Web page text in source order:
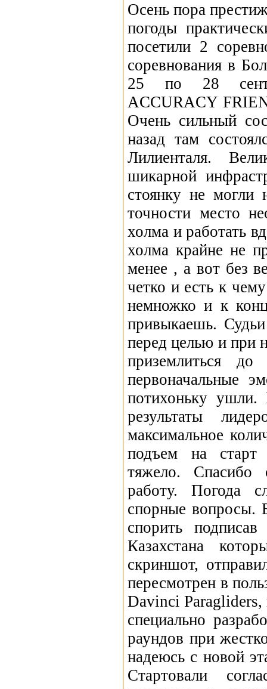
Осень пора
погоды
посетили 2
соревнования в
25 по 28
ACCURACY
Очень сильный
назад там
Лилиенталя.
шикарной
стоянку не могли
точности место
холма и работать
холма крайне не
менее , а вот без
четко и есть к
немножко и к
привыкаешь.
перед целью и при
приземлиться
первоначальные
потихоньку ушли.
результаты
максимальное
подъем на старт
тяжело. Спасибо
работу. Погода
спорные вопросы.
спорить
Казахстана
скриншот,
пересмотрен в
Davinci Paragliders,
специально
раундов при
надеюсь с новой
Стартовали